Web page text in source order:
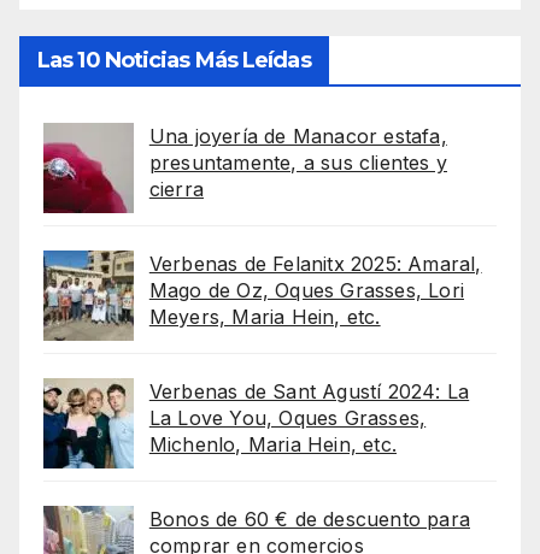
Las 10 Noticias Más Leídas
Una joyería de Manacor estafa,
presuntamente, a sus clientes y
cierra
Verbenas de Felanitx 2025: Amaral,
Mago de Oz, Oques Grasses, Lori
Meyers, Maria Hein, etc.
Verbenas de Sant Agustí 2024: La
La Love You, Oques Grasses,
Michenlo, Maria Hein, etc.
Bonos de 60 € de descuento para
comprar en comercios